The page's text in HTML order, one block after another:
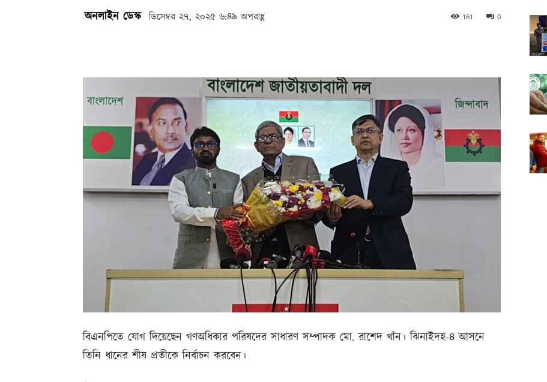
অনলাইন ডেস্ক ডিসেম্বর ২৭, ২০২৫ ৬:৪৯ অপরাহ্ণ 0
161
বিএনপিতে যোগ দিয়েছেন গণঅধিকার পরিষদের সাধারণ সম্পাদক মো. রাশেদ খাঁন। ঝিনাইদহ-৪ আসনে
তিনি ধানের শীষ প্রতীকে নির্বাচন করবেন।